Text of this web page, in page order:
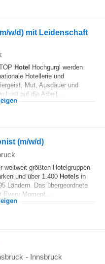
w/d) mit Leidenschaft
Hotel
Hochgurgl werden
Hotellerie und
Mut, Ausdauer und
Lust auf die Arbeit...
(m/w/d)
weltweit größten Hotelgruppen
und über 1.400 Hotels in
Ländern. Das übergeordnete
Moment...
- Innsbruck